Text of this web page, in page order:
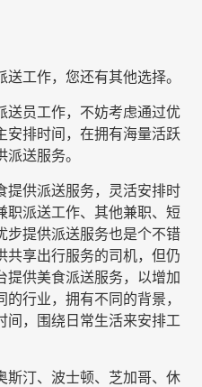
工作，您还有其他选择。
送员工作，不妨考虑通过优
安排时间，在拥有海量活跃
送服务。
提供派送服务，灵活安排时
职派送工作、其他兼职、短
步提供派送服务也是个不错
共享出行服务的司机，但仍
提供美食派送服务，以增加
行业，拥有不同的背景，
间，围绕日常生活来安排工
斯汀、波士顿、芝加哥、休